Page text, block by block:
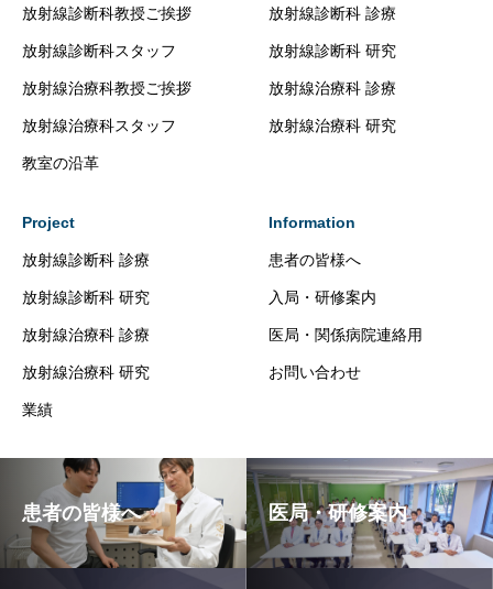
放射線診断科教授ご挨拶
放射線診断科スタッフ
放射線治療科教授ご挨拶
放射線治療科スタッフ
教室の沿革
放射線診断科 診療
放射線診断科 研究
放射線治療科 診療
放射線治療科 研究
Project
放射線診断科 診療
放射線診断科 研究
放射線治療科 診療
放射線治療科 研究
業績
Information
患者の皆様へ
入局・研修案内
医局・関係病院連絡用
お問い合わせ
患者の皆様へ 医局・研修案内